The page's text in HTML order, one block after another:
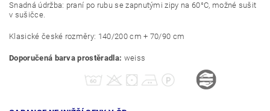
Snadná údržba: praní po rubu se zapnutými zipy na 60°C, možné sušit
v sušičce.
Klasické české rozměry: 140/200 cm + 70/90 cm
Doporučená barva prostěradla: weiss